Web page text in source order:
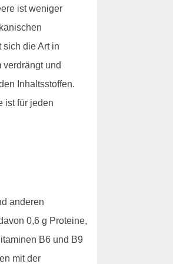
ist weniger
die Art in
und
Inhaltsstoffen.
ist für jeden
anderen
0,6 g Proteine,
B6 und B9
mit der